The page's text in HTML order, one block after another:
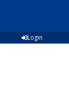
Login